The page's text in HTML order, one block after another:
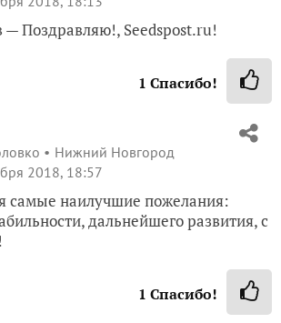
— Поздравляю!, Seedspost.ru!
1 Спасибо!
Нижний Новгород
2018, 18:57
самые наилучшие пожелания:
дальнейшего развития, с
1 Спасибо!